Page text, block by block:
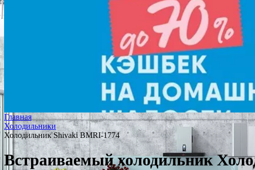
Главная
Холодильники
Холодильник Shivaki BMRI-1774
Встраиваемый холодильник